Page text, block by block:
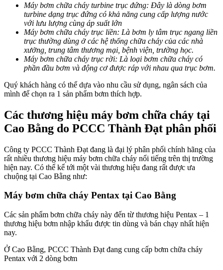
Máy bơm chữa cháy turbine trục đứng: Đây là dòng bơm
turbine dạng trục đứng có khả năng cung cấp lượng nước
với lưu lượng cùng áp suất lớn
Máy bơm chữa cháy trục liền: Là bơm ly tâm trục ngang liền
trục thường dùng ở các hệ thống chữa cháy của các nhà
xưởng, trung tâm thương mại, bệnh viện, trường học.
Máy bơm chữa cháy trục rời: Là loại bơm chữa cháy có
phần đầu bơm và động cơ được ráp với nhau qua trục bơm.
Quý khách hàng có thể dựa vào nhu cầu sử dụng, ngân sách của
mình để chọn ra 1 sản phẩm bơm thích hợp.
Các thương hiệu máy bơm chữa cháy tại
Cao Bằng do PCCC Thành Đạt phân phối
Công ty PCCC Thành Đạt đang là đại lý phân phối chính hãng của
rất nhiều thương hiệu máy bơm chữa cháy nổi tiếng trên thị trường
hiện nay. Có thể kể tới một vài thương hiệu đang rất được ưa
chuộng tại Cao Bằng như:
Máy bơm chữa cháy Pentax tại Cao Bằng
Các sản phẩm bơm chữa cháy này đến từ thương hiệu Pentax – 1
thương hiệu bơm nhập khẩu được tin dùng và bán chạy nhất hiện
nay.
Ở Cao Bằng, PCCC Thành Đạt đang cung cấp bơm chữa cháy
Pentax với 2 dòng bơm